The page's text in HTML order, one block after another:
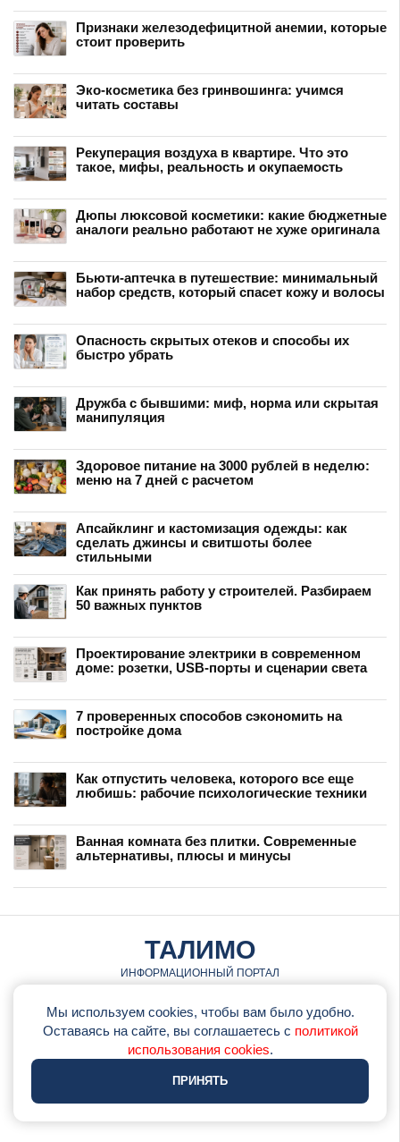
Признаки железодефицитной анемии, которые
стоит проверить
Эко-косметика без гринвошинга: учимся
читать составы
Рекуперация воздуха в квартире. Что это
такое, мифы, реальность и окупаемость
Дюпы люксовой косметики: какие бюджетные
аналоги реально работают не хуже оригинала
Бьюти-аптечка в путешествие: минимальный
набор средств, который спасет кожу и волосы
Опасность скрытых отеков и способы их
быстро убрать
Дружба с бывшими: миф, норма или скрытая
манипуляция
Здоровое питание на 3000 рублей в неделю:
меню на 7 дней с расчетом
Апсайклинг и кастомизация одежды: как
сделать джинсы и свитшоты более
стильными
Как принять работу у строителей. Разбираем
50 важных пунктов
Проектирование электрики в современном
доме: розетки, USB-порты и сценарии света
7 проверенных способов сэкономить на
постройке дома
Как отпустить человека, которого все еще
любишь: рабочие психологические техники
Ванная комната без плитки. Современные
альтернативы, плюсы и минусы
ТАЛИМО
ИНФОРМАЦИОННЫЙ ПОРТАЛ
Обратная связь
Политика использования cookie
Политика конфеденциальности
Мы используем cookies, чтобы вам было удобно.
Оставаясь на сайте, вы соглашаетесь с политикой
использования cookies.
ПРИНЯТЬ